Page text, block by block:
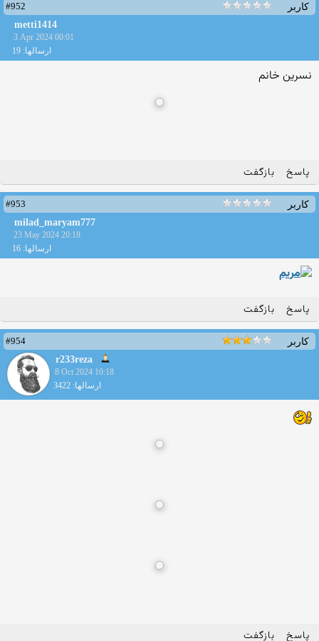
کاربر
#952
metti1414
3 Apr 2024 00:01
ارسالها: 19
نسرین خانم
پاسخ بازگفت
کاربر
#953
milad_maryam777
23 May 2024 20:18
ارسالها: 16
پاسخ بازگفت
کاربر
#954
r233reza
8 Oct 2024 10:18
ارسالها: 3422
پاسخ بازگفت